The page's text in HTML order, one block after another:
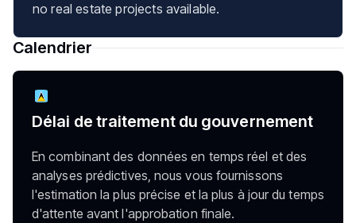
no real estate projects available.
Calendrier
Délai de traitement du gouvernement
En combinant des données en temps réel et des
analyses prédictives, nous vous fournissons
l'estimation la plus précise et la plus à jour du temps
d'attente avant l'approbation finale.